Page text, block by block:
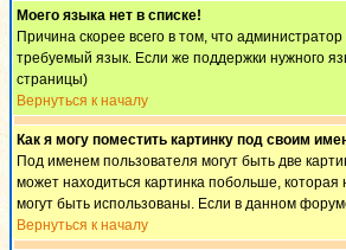
Моего языка нет в списке!
Причина скорее всего в том, что
требуемый язык. Если же поддержки нужного
страницы)
Вернуться к началу
Как я могу поместить картинку под своим
Под именем пользователя могут быть две
может находиться картинка побольше,
могут быть использованы. Если в данном
Вернуться к началу